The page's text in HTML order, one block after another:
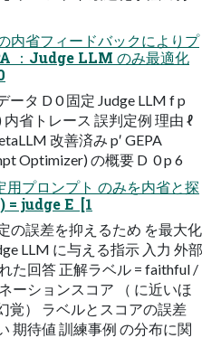
内省フィードバックによりプ
：Judge LLM のみ最適化
ータ D 0 固定 Judge LLM f p
内省トレース 誤判定例 理由 ℓ
改善済み p′ GEPA
Optimizer) の概要 D ​ 0 p 6
用プロンプト のみを内省と探
= judge E ​ [1
の誤差を抑えるため を最大化
LLM に与える指示 入力 外部
た回答 正解ラベル = faithful /
ーションスコア （ に近いほ
覚） ラベルとスコアの誤差
期待値 訓練事例 の分布に関